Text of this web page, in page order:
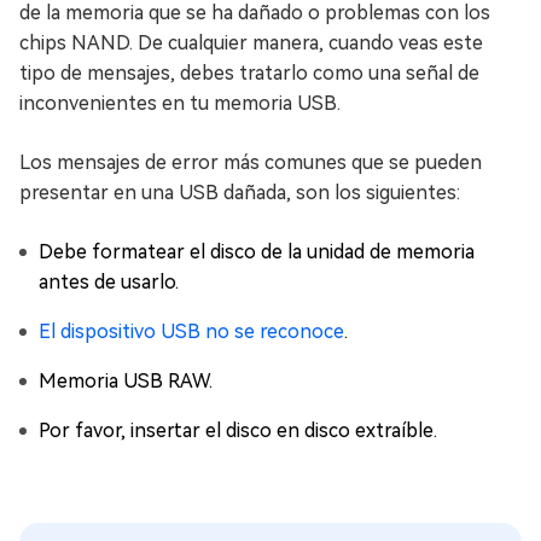
de la memoria que se ha dañado o problemas con los
chips NAND. De cualquier manera, cuando veas este
tipo de mensajes, debes tratarlo como una señal de
inconvenientes en tu memoria USB.
Los mensajes de error más comunes que se pueden
presentar en una USB dañada, son los siguientes:
Debe formatear el disco de la unidad de memoria
antes de usarlo.
El dispositivo USB no se reconoce.
Memoria USB RAW.
Por favor, insertar el disco en disco extraíble.